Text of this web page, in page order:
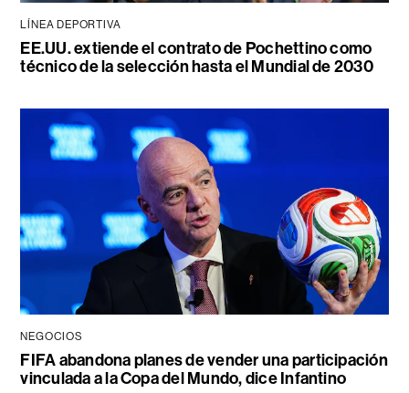
LÍNEA DEPORTIVA
EE.UU. extiende el contrato de Pochettino como
técnico de la selección hasta el Mundial de 2030
NEGOCIOS
FIFA abandona planes de vender una participación
vinculada a la Copa del Mundo, dice Infantino